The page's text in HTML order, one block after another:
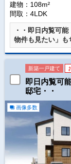
建物：108m²
間取：4LDK
・・即日内覧可
物件も見たい」も
新築一戸建て
即日内覧可
邸宅・・
画像多数